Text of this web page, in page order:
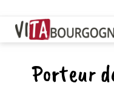
Porteur